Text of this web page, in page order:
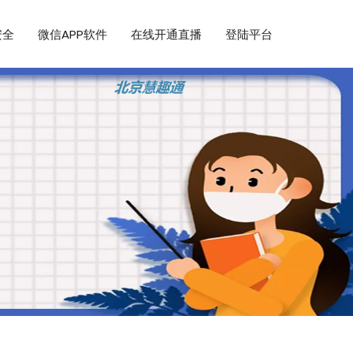
微信APP软件 在线开通直播 登陆平台